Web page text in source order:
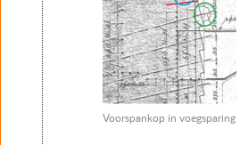
Voorspankop in voegsparing